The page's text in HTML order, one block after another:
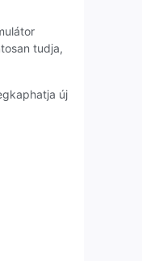
tudja,
új